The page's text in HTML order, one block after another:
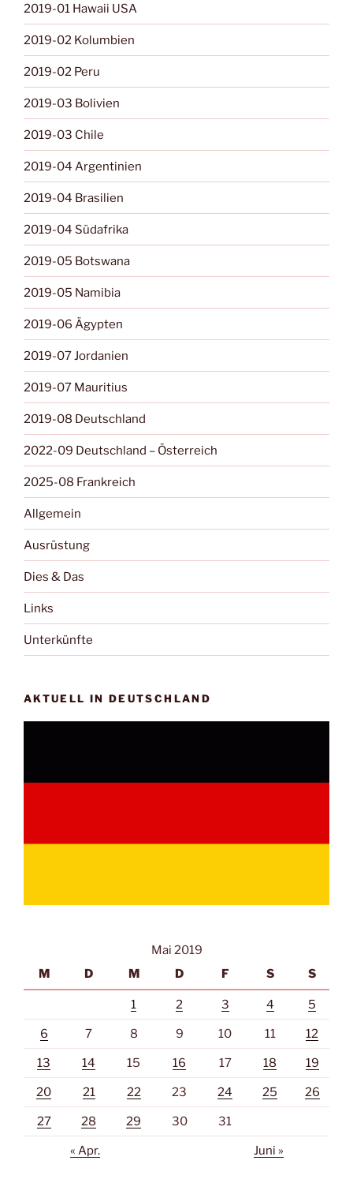
2019-01 Hawaii USA
2019-02 Kolumbien
2019-02 Peru
2019-03 Bolivien
2019-03 Chile
2019-04 Argentinien
2019-04 Brasilien
2019-04 Südafrika
2019-05 Botswana
2019-05 Namibia
2019-06 Ägypten
2019-07 Jordanien
2019-07 Mauritius
2019-08 Deutschland
2022-09 Deutschland – Österreich
2025-08 Frankreich
Allgemein
Ausrüstung
Dies & Das
Links
Unterkünfte
AKTUELL IN DEUTSCHLAND
Mai 2019
M
D M D F S S
1 2 3 4 5
6 7 8 9 10 11 12
13 14 15 16 17 18 19
20 21 22 23 24 25 26
27 28 29 30 31
« Apr. Juni »